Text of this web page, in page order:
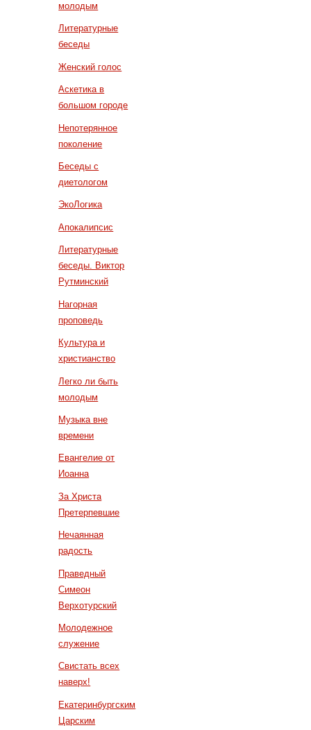
молодым
Литературные
беседы
Женский голос
Аскетика в
большом городе
Непотерянное
поколение
Беседы с
диетологом
ЭкоЛогика
Апокалипсис
Литературные
беседы. Виктор
Рутминский
Нагорная
проповедь
Культура и
христианство
Легко ли быть
молодым
Музыка вне
времени
Евангелие от
Иоанна
За Христа
Претерпевшие
Нечаянная
радость
Праведный
Симеон
Верхотурский
Молодежное
служение
Свистать всех
наверх!
Екатеринбургским
Царским